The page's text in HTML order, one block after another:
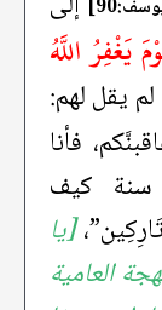
يَغْفِرُ اللَّهُ
لم يقل لهم:
فأنا
سنة كيف
[يا
العامية